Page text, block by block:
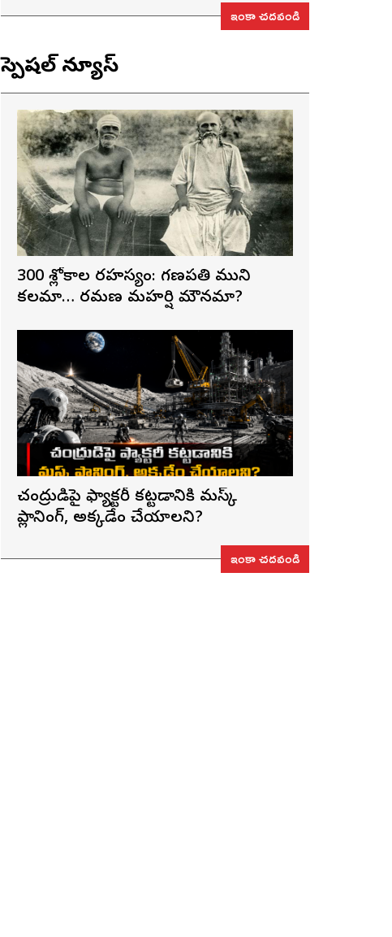
ఇంకా చదవండి
స్పెషల్ న్యూస్
300 శ్లోకాల రహస్యం: గణపతి ముని
కలమా… రమణ మహర్షి మౌనమా?
చంద్రుడిపై ఫ్యాక్టరీ కట్టడానికి మస్క్
ప్లానింగ్, అక్కడేం చేయాలని?
ఇంకా చదవండి